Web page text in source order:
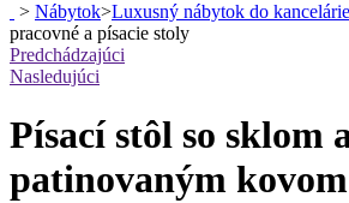
> Nábytok>Luxusný nábytok do kancelárie
pracovné a písacie stoly
Predchádzajúci
Nasledujúci
Písací stôl so sklom
patinovaným